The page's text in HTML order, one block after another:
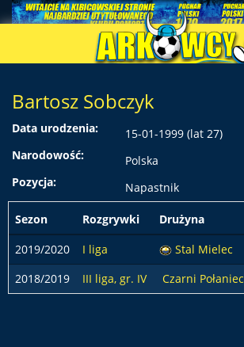
Bartosz Sobczyk
Data urodzenia:
15-01-1999 (lat 27)
Narodowość:
Polska
Pozycja:
Napastnik
Sezon Rozgrywki Drużyna
2019/2020
I liga
Stal Mielec
2018/2019
III liga, gr. IV Czarni Połaniec